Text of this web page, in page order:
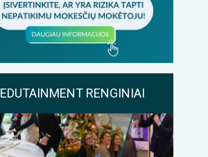
EDUTAINMENT RENGINIAI